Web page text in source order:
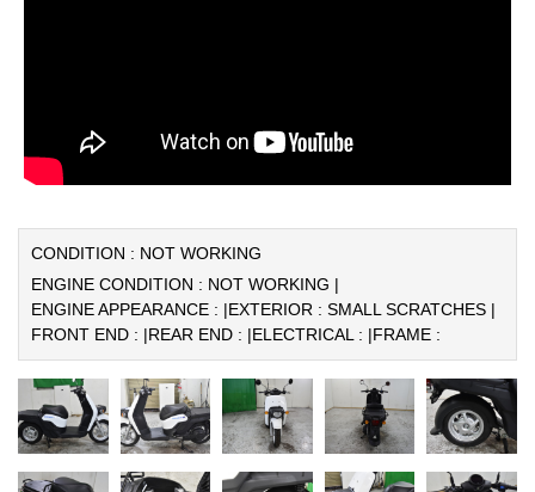
CONDITION : NOT WORKING
ENGINE CONDITION : NOT WORKING |
ENGINE APPEARANCE : |EXTERIOR : SMALL SCRATCHES |
FRONT END : |REAR END : |ELECTRICAL : |FRAME :